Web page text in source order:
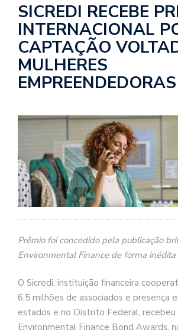
SICREDI RECEBE
INTERNACIONAL
CAPTAÇÃO
MULHERES
EMPREENDEDORAS
Prêmio foi concedido pela publicação
Environmental Finance de forma inédita
O Sicredi, instituição financeira
6,5 milhões de associados e presença
estados e no Distrito Federal, recebeu
Environmental Finance Bond Awards,